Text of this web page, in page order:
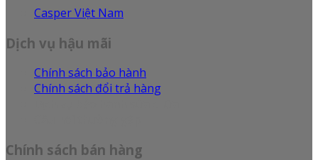
Casper Việt Nam
Dịch vụ hậu mãi
Chính sách bảo hành
Chính sách đổi trả hàng
Chính sách bán hàng